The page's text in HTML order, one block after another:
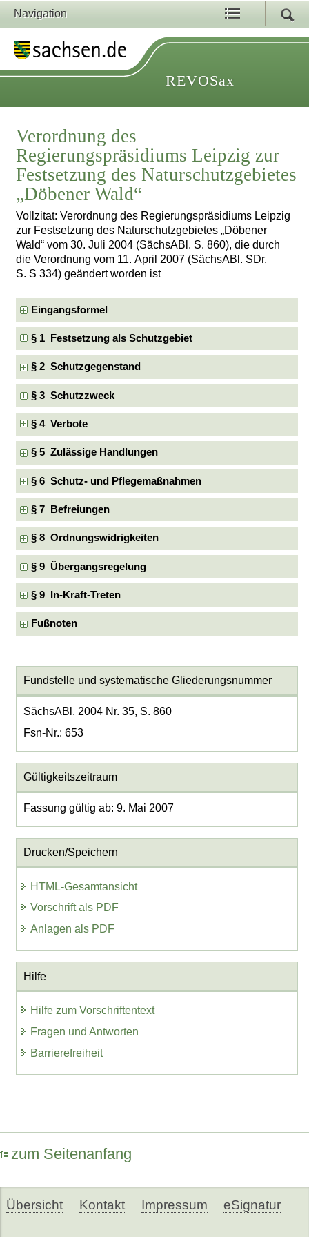
Navigation
REVOSax
Verordnung des
Regierungspräsidiums Leipzig zur
Festsetzung des Naturschutzgebietes
„Döbener Wald“
Vollzitat: Verordnung des Regierungspräsidiums Leipzig
zur Festsetzung des Naturschutzgebietes „Döbener
Wald“ vom 30. Juli 2004 (SächsABl. S. 860), die durch
die Verordnung vom 11. April 2007 (SächsABl. SDr.
S. S 334) geändert worden ist
Eingangsformel
§ 1 Festsetzung als Schutzgebiet
§ 2 Schutzgegenstand
§ 3 Schutzzweck
§ 4 Verbote
§ 5 Zulässige Handlungen
§ 6 Schutz- und Pflegemaßnahmen
§ 7 Befreiungen
§ 8 Ordnungswidrigkeiten
§ 9 Übergangsregelung
§ 9 In-Kraft-Treten
Fußnoten
Fundstelle und systematische Gliederungsnummer
SächsABl. 2004 Nr. 35, S. 860
Fsn-Nr.: 653
Gültigkeitszeitraum
Fassung gültig ab: 9. Mai 2007
Drucken/Speichern
HTML-Gesamtansicht
Vorschrift als PDF
Anlagen als PDF
Hilfe
Hilfe zum Vorschriftentext
Fragen und Antworten
Barrierefreiheit
zum Seitenanfang
Übersicht Kontakt Impressum eSignatur